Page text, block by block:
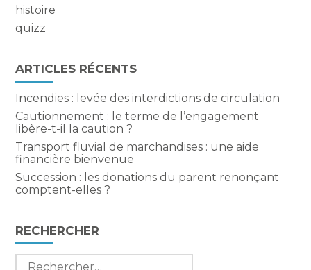
histoire
quizz
ARTICLES RÉCENTS
Incendies : levée des interdictions de circulation
Cautionnement : le terme de l’engagement
libère-t-il la caution ?
Transport fluvial de marchandises : une aide
financière bienvenue
Succession : les donations du parent renonçant
comptent-elles ?
RECHERCHER
Rechercher :